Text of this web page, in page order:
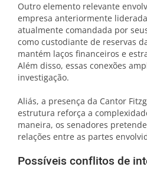
Outro elemento relevante
empresa anteriormente
atualmente comandada por
como custodiante de reservas
mantém laços financeiros e
Além disso, essas conexões
investigação.
Aliás, a presença da Cantor
estrutura reforça a
maneira, os senadores
relações entre as partes
Possíveis conflitos de